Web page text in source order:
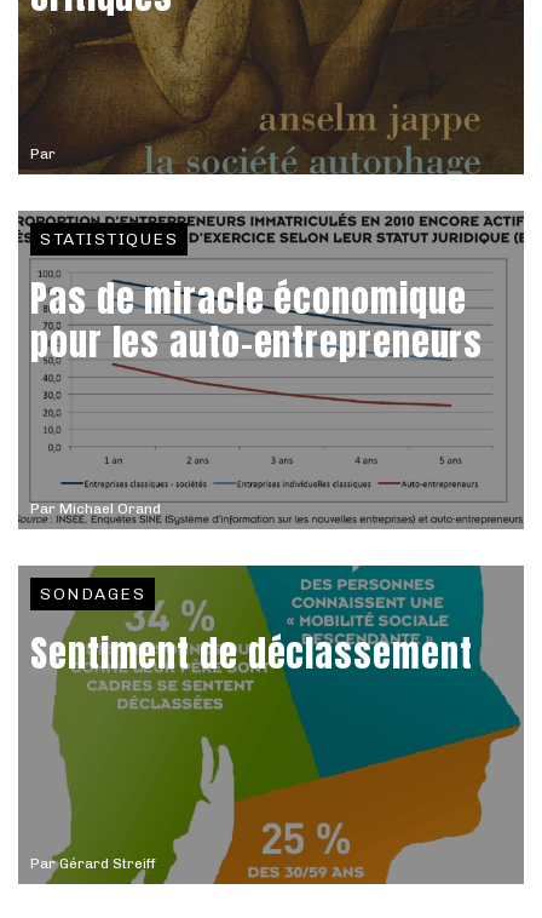
Par
Par Michael Orand
STATISTIQUES
Pas de miracle économique
pour les auto-entrepreneurs
ParGérard Streiff
SONDAGES
Sentiment de déclassement